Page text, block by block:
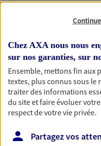
Épargne
immobilier, études
du monde…
simplement, selon
Retraite
Préparez
votre vie avec les
spécialement conçue
Chez AXA nous nous
sur nos garanties, sur
Ensemble, mettons fin aux
textes, plus connus sous le
traiter des informations
du site et faire évoluer
respect de votre vie privée.
Partagez vos